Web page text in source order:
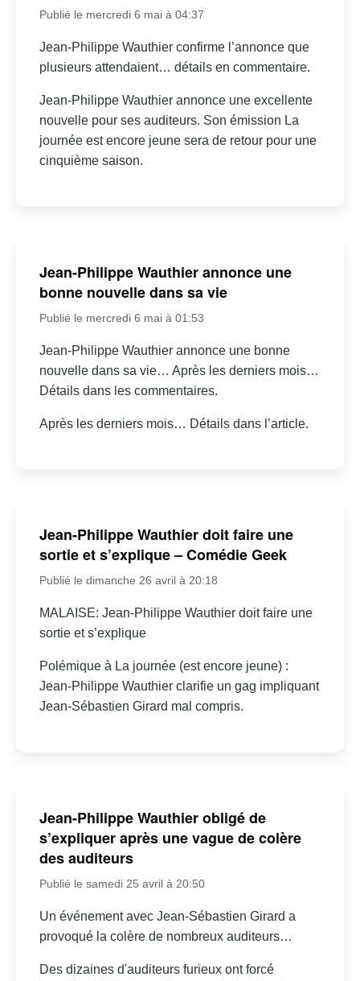
Publié le mercredi 6 mai à 04:37
Jean-Philippe Wauthier confirme l’annonce que
plusieurs attendaient… détails en commentaire.
Jean-Philippe Wauthier annonce une excellente
nouvelle pour ses auditeurs. Son émission La
journée est encore jeune sera de retour pour une
cinquième saison.
Jean-Philippe Wauthier annonce une
bonne nouvelle dans sa vie
Publié le mercredi 6 mai à 01:53
Jean-Philippe Wauthier annonce une bonne
nouvelle dans sa vie… Après les derniers mois…
Détails dans les commentaires.
Après les derniers mois… Détails dans l’article.
Jean-Philippe Wauthier doit faire une
sortie et s’explique – Comédie Geek
Publié le dimanche 26 avril à 20:18
MALAISE: Jean-Philippe Wauthier doit faire une
sortie et s’explique
Polémique à La journée (est encore jeune) :
Jean-Philippe Wauthier clarifie un gag impliquant
Jean-Sébastien Girard mal compris.
Jean-Philippe Wauthier obligé de
s’expliquer après une vague de colère
des auditeurs
Publié le samedi 25 avril à 20:50
Un événement avec Jean-Sébastien Girard a
provoqué la colère de nombreux auditeurs…
Des dizaines d'auditeurs furieux ont forcé